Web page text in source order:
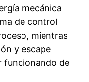
mecánica
de control
mientras
y escape
funcionando de